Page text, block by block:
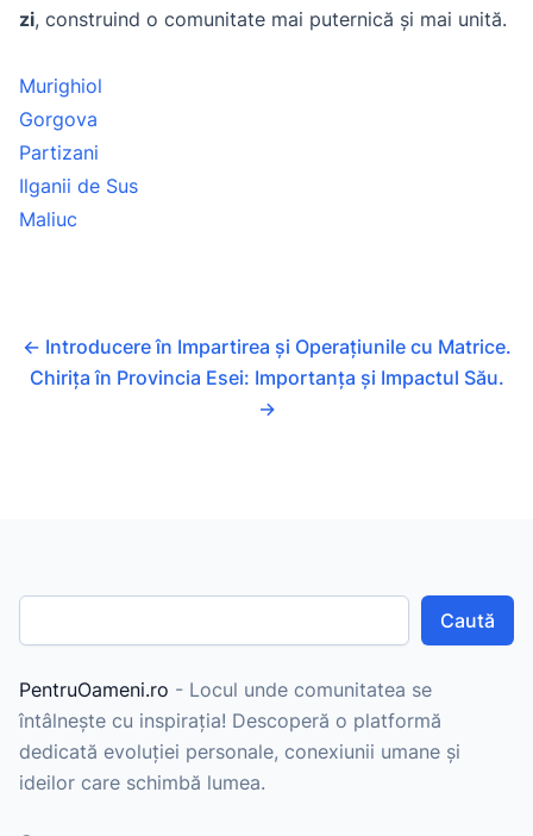
zi, construind o comunitate mai puternică și mai unită.
Murighiol
Gorgova
Partizani
Ilganii de Sus
Maliuc
← Introducere în Impartirea și Operațiunile cu Matrice.
Chirița în Provincia Esei: Importanța și Impactul Său.
→
Caută
PentruOameni.ro - Locul unde comunitatea se
întâlnește cu inspirația! Descoperă o platformă
dedicată evoluției personale, conexiunii umane și
ideilor care schimbă lumea.